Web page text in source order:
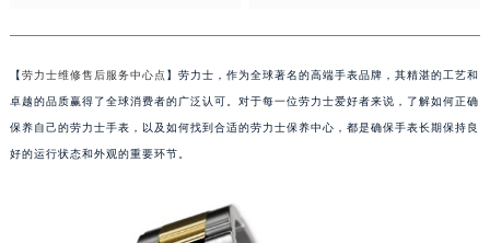
【劳力士维修售后服务中心点 】劳力士，作为全球著名的高端手表品牌，其精湛的工艺和
卓越的品质赢得了全球消费者的广泛认可。对于每一位劳力士爱好者来说，了解如何正确
保养自己的劳力士手表，以及如何找到合适的劳力士保养中心，都是确保手表长期保持良
好的运行状态和外观的重要环节。